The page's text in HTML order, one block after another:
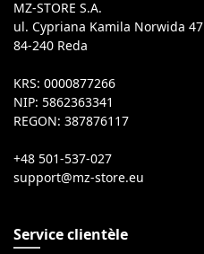
MZ-STORE S.A.
ul. Cypriana Kamila Norwida 47
84-240 Reda
KRS: 0000877266
NIP: 5862363341
REGON: 387876117
+48 501-537-027
Service clientèle